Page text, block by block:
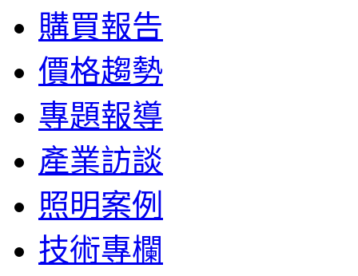
購買報告
價格趨勢
專題報導
產業訪談
照明案例
技術專欄